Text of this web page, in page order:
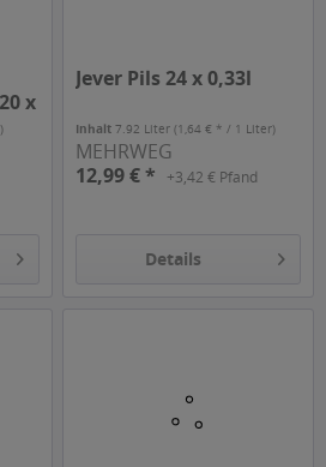
x
Jever Pils 24 x 0,33l
Inhalt7.92 Liter(1,64 € * / 1 Liter)
MEHRWEG
12,99 € *
+3,42 € Pfand
Details